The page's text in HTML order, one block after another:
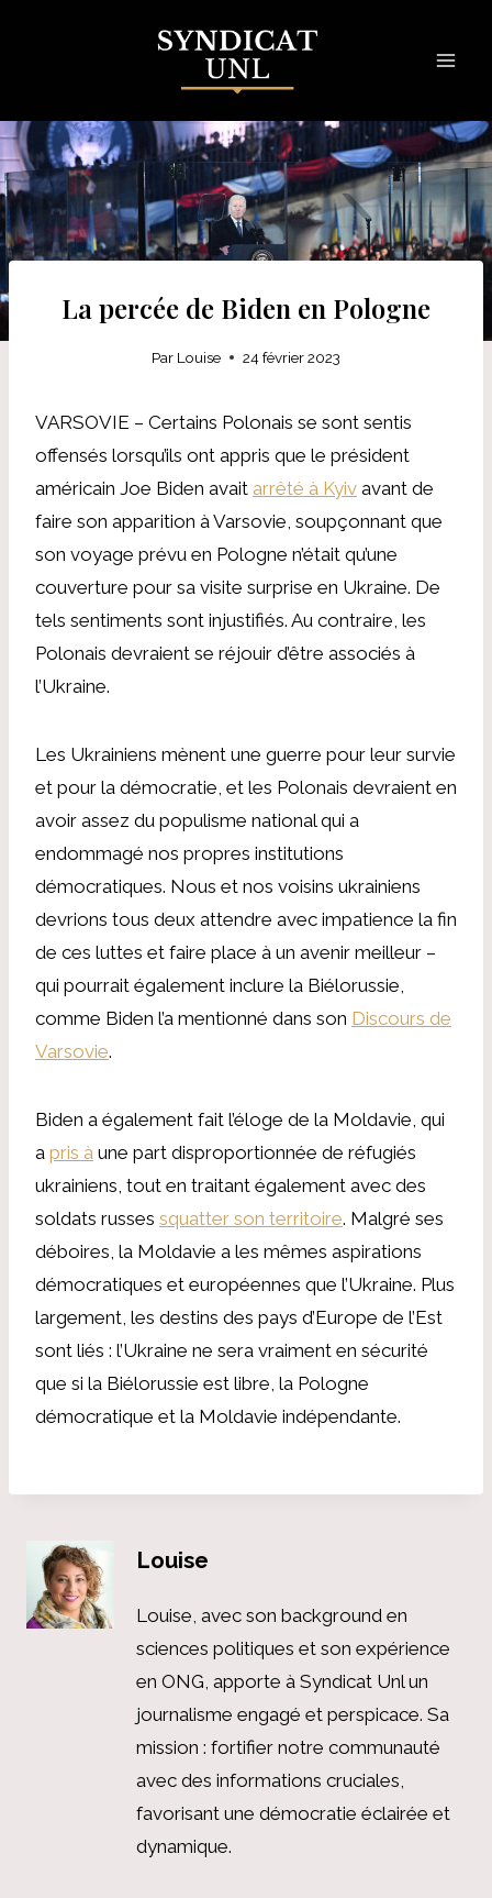
La percée de Biden en Pologne
Par Louise 24 février 2023
VARSOVIE – Certains Polonais se sont sentis
offensés lorsqu’ils ont appris que le président
américain Joe Biden avait arrêté à Kyiv avant de
faire son apparition à Varsovie, soupçonnant que
son voyage prévu en Pologne n’était qu’une
couverture pour sa visite surprise en Ukraine. De
tels sentiments sont injustifiés. Au contraire, les
Polonais devraient se réjouir d’être associés à
l’Ukraine.
Les Ukrainiens mènent une guerre pour leur survie
et pour la démocratie, et les Polonais devraient en
avoir assez du populisme national qui a
endommagé nos propres institutions
démocratiques. Nous et nos voisins ukrainiens
devrions tous deux attendre avec impatience la fin
de ces luttes et faire place à un avenir meilleur –
qui pourrait également inclure la Biélorussie,
comme Biden l’a mentionné dans son Discours de
Varsovie.
Biden a également fait l’éloge de la Moldavie, qui
a pris à une part disproportionnée de réfugiés
ukrainiens, tout en traitant également avec des
soldats russes squatter son territoire. Malgré ses
déboires, la Moldavie a les mêmes aspirations
démocratiques et européennes que l’Ukraine. Plus
largement, les destins des pays d’Europe de l’Est
sont liés : l’Ukraine ne sera vraiment en sécurité
que si la Biélorussie est libre, la Pologne
démocratique et la Moldavie indépendante.
Louise
Louise, avec son background en
sciences politiques et son expérience
en ONG, apporte à Syndicat Unl un
journalisme engagé et perspicace. Sa
mission : fortifier notre communauté
avec des informations cruciales,
favorisant une démocratie éclairée et
dynamique.